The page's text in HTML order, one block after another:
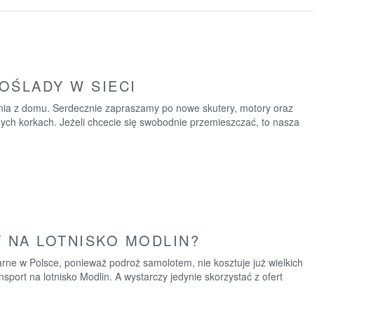
W SIECI
z domu. Serdecznie zapraszamy po nowe skutery, motory oraz
korkach. Jeżeli chcecie się swobodnie przemieszczać, to nasza
LOTNISKO MODLIN?
w Polsce, ponieważ podroż samolotem, nie kosztuje już wielkich
na lotnisko Modlin. A wystarczy jedynie skorzystać z ofert